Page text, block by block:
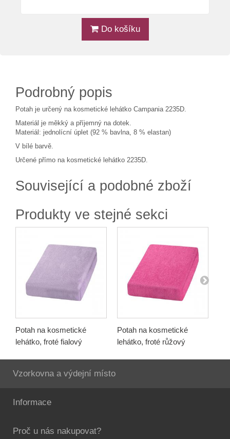
Do košíku
Podrobný popis
Potah je určený na kosmetické lehátko Campania 2235D.
Materiál je měkký a příjemný na dotek.
Materiál: jednolícní úplet (92 % bavlna, 8 % elastan)
V bílé barvě.
Určené přímo na kosmetické lehátko 2235D.
Související a podobné zboží
Produkty ve stejné sekci
Potah na kosmetické
lehátko, froté fialový
Potah na kosmetické
lehátko, froté růžový
Vzorkovna a výdejní místo
Informace
Proč u nás nakupovat?